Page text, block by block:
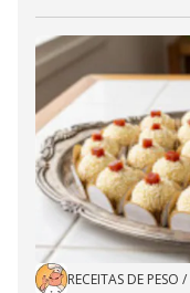
RECEITAS DE PESO /